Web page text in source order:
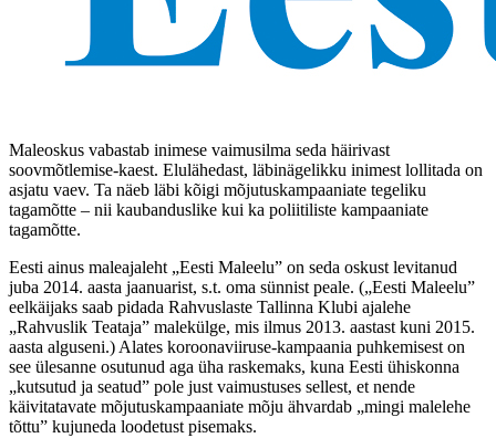
Maleoskus vabastab inimese vaimusilma seda häirivast
soovmõtlemise-kaest. Elulähedast, läbinägelikku inimest lollitada on
asjatu vaev. Ta näeb läbi kõigi mõjutuskampaaniate tegeliku
tagamõtte – nii kaubanduslike kui ka poliitiliste kampaaniate
tagamõtte.
Eesti ainus maleajaleht „Eesti Maleelu” on seda oskust levitanud
juba 2014. aasta jaanuarist, s.t. oma sünnist peale. („Eesti Maleelu”
eelkäijaks saab pidada Rahvuslaste Tallinna Klubi ajalehe
„Rahvuslik Teataja” malekülge, mis ilmus 2013. aastast kuni 2015.
aasta alguseni.) Alates koroonaviiruse-kampaania puhkemisest on
see ülesanne osutunud aga üha raskemaks, kuna Eesti ühiskonna
„kutsutud ja seatud” pole just vaimustuses sellest, et nende
käivitatavate mõjutuskampaaniate mõju ähvardab „mingi malelehe
tõttu” kujuneda loodetust pisemaks.